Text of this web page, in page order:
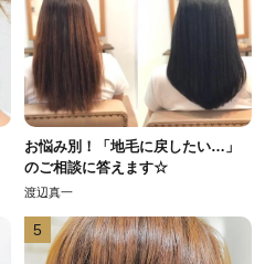
お悩み別！「地毛に戻したい…」
のご相談に答えます☆
渡辺真一
5